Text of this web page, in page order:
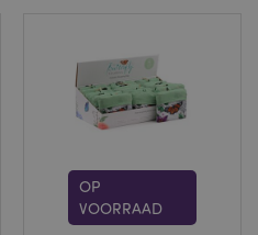
OP
VOORRAAD